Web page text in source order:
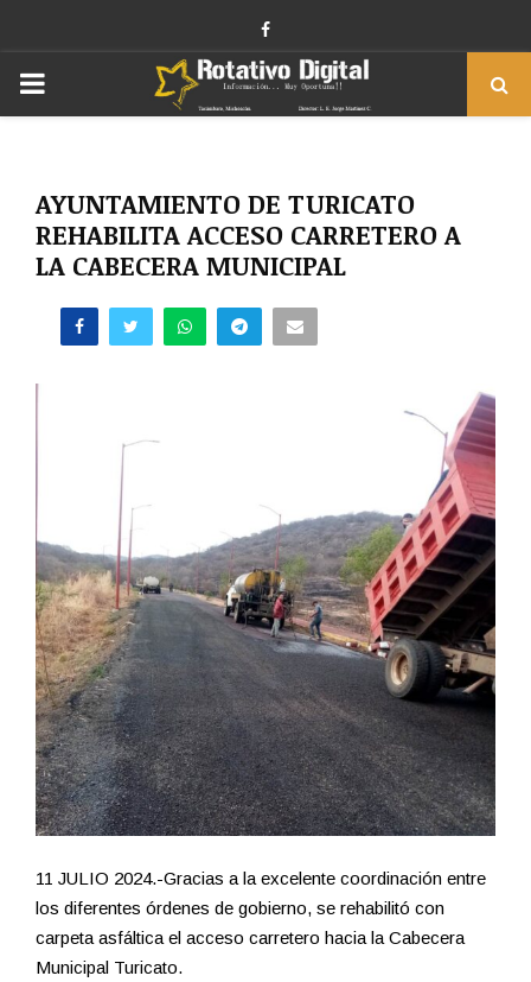
Facebook
PRIMARY
AYUNTAMIENTO DE TURICATO
REHABILITA ACCESO CARRETERO A
LA CABECERA MUNICIPAL
11 JULIO 2024.-Gracias a la excelente coordinación entre
los diferentes órdenes de gobierno, se rehabilitó con
carpeta asfáltica el acceso carretero hacia la Cabecera
Municipal Turicato.